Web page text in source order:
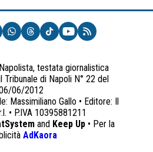
UNA
NUOVA
SCHEDA)
testata giornalistica
di Napoli N° 22 del
06/2012
Massimiliano Gallo • Editore: Il
• P.IVA 10395881211
and Keep Up• Per la
AdKaora